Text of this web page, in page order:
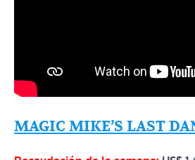
MAGIC MIKE’S LAST